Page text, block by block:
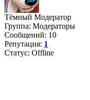
Тёмный Модератор
Группа: Модераторы
Сообщений: 10
Репутация: 1
Статус: Offline